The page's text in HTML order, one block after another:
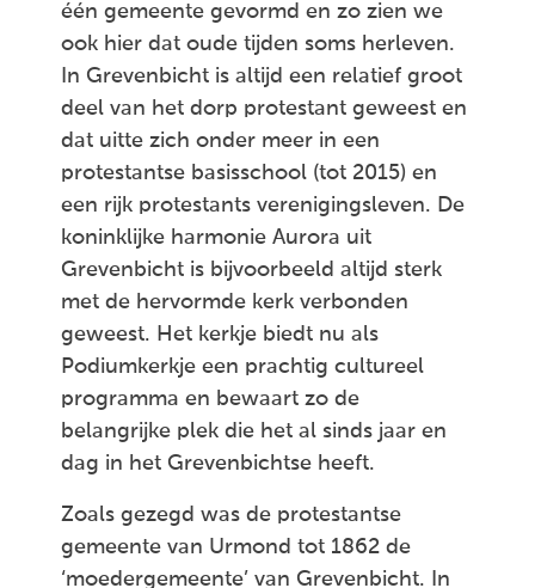
één gemeente gevormd en zo zien we
ook hier dat oude tijden soms herleven.
In Grevenbicht is altijd een relatief groot
deel van het dorp protestant geweest en
dat uitte zich onder meer in een
protestantse basisschool (tot 2015) en
een rijk protestants verenigingsleven. De
koninklijke harmonie Aurora uit
Grevenbicht is bijvoorbeeld altijd sterk
met de hervormde kerk verbonden
geweest. Het kerkje biedt nu als
Podiumkerkje een prachtig cultureel
programma en bewaart zo de
belangrijke plek die het al sinds jaar en
dag in het Grevenbichtse heeft.
Zoals gezegd was de protestantse
gemeente van Urmond tot 1862 de
‘moedergemeente’ van Grevenbicht. In